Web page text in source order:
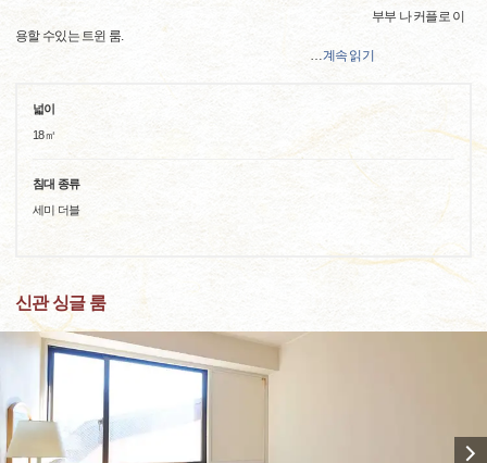
부부 나 커플로 이
용할 수있는 트윈 룸.
…계속 읽기
넓이
18㎡
침대 종류
세미 더블
신관 싱글 룸